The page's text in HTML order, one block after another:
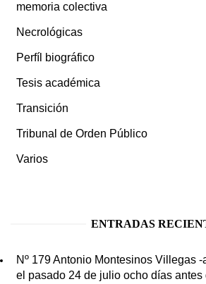
memoria colectiva
Necrológicas
Perfíl biográfico
Tesis académica
Transición
Tribunal de Orden Público
Varios
ENTRADAS
Nº 179 Antonio Montesinos Villegas
el pasado 24 de julio ocho días antes